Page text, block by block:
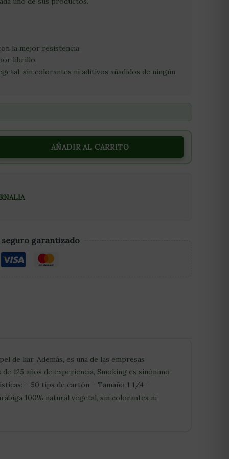
la mejor resistencia
librillo.
sin colorantes ni aditivos añadidos de ningún
AÑADIR AL CARRITO
seguro garantizado
de liar. Además, es una de las empresas
125 años de experiencia, Smoking es sinónimo
– 50 tips de cartón – Tamaño 1 1/4 –
100% natural vegetal, sin colorantes ni